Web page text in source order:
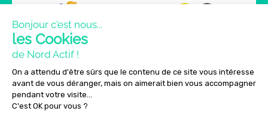
Bonjour c'est nous...
les Cookies
de Nord Actif !
On a attendu d'être sûrs que le contenu de ce site vous intéresse
avant de vous déranger, mais on aimerait bien vous accompagner
pendant votre visite...
C'est OK pour vous ?